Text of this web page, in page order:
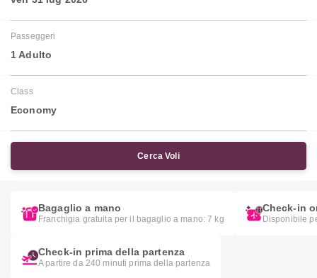
Passeggeri
1 Adulto
Class
Economy
Cerca Voli
Bagaglio a mano
Franchigia gratuita per il bagaglio a mano: 7 kg
Check-in
Disponibile
Check-in prima della partenza
A partire da 240 minuti prima della partenza